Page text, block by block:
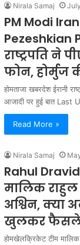
Nirala Samaj
PM Modi
Pezeshkian
राष्ट्रपति ने
फोन, होर्मुज
होमताजा खबरदेश ईरानी
आजादी पर हुई बात
Read More »
Nirala Samaj
Rahul
मालिक राहुल
अश्विन, क्या
खुलकर फैसले
होमखेलक्रिकेट टीम मालिक